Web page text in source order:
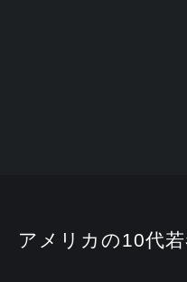
アメリカの10代